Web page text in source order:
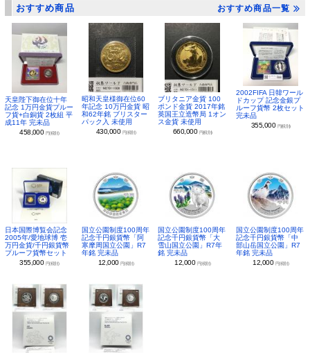
おすすめ商品 おすすめ商品一覧
天皇陛下御在位十年
記念 1万円金貨プルー
フ貨+白銅貨 2枚組 平
成11年 完未品
458,000 円(税別)
昭和天皇様御在位60
年記念 10万円金貨 昭
和62年銘 ブリスター
パック入 未使用
430,000 円(税別)
ブリタニア金貨 100
ポンド金貨 2017年銘
英国王立造幣局 1オン
ス金貨 未使用
660,000 円(税別)
2002FIFA 日韓ワール
ドカップ 記念金銀プ
ルーフ貨幣 2枚セット
完未品
355,000 円(税別)
日本国際博覧会記念
2005年/愛地球博 壱
万円金貨/千円銀貨幣
プルーフ貨幣セット
355,000 円(税別)
国立公園制度100周年
記念千円銀貨幣「阿
寒摩周国立公園」R7
年銘 完未品
12,000 円(税別)
国立公園制度100周年
記念千円銀貨幣「大
雪山国立公園」R7年
銘 完未品
12,000 円(税別)
国立公園制度100周年
記念千円銀貨幣「中
部山岳国立公園」R7
年銘 完未品
12,000 円(税別)